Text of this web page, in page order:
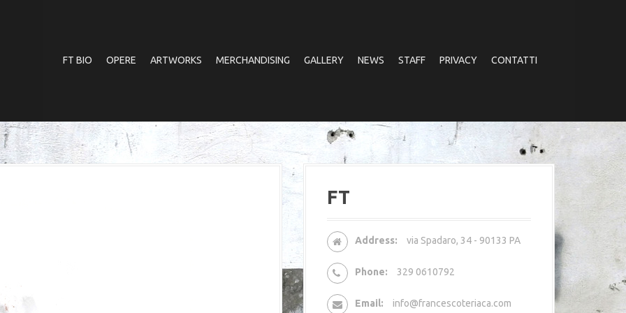
FT BIO OPERE ARTWORKS MERCHANDISING GALLERY NEWS STAFF PRIVACY CONTATTI
FT
Address: via Spadaro, 34 - 90133 PA
Phone: 329 0610792
Email: info@francescoteriaca.com